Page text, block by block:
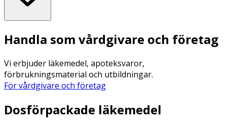
Handla som vårdgivare och företag
Vi erbjuder läkemedel, apoteksvaror,
förbrukningsmaterial och utbildningar.
För vårdgivare och företag
Dosförpackade läkemedel